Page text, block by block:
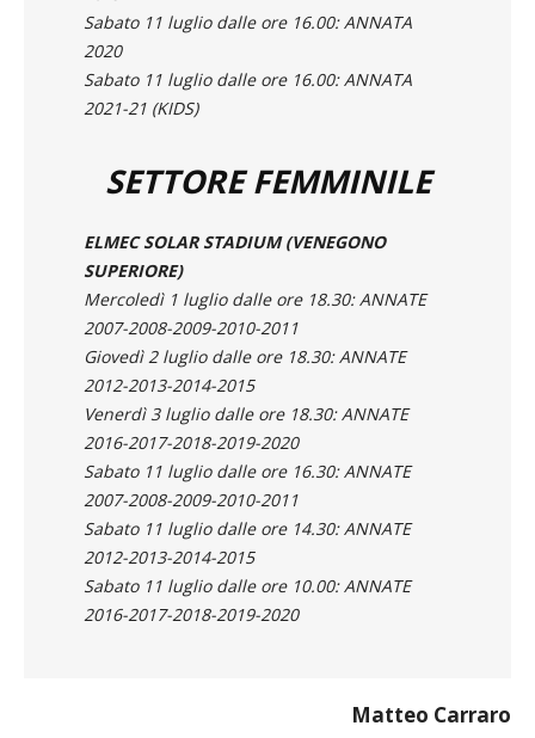
Sabato 11 luglio dalle ore 16.00: ANNATA
2020
Sabato 11 luglio dalle ore 16.00: ANNATA
2021-21 (KIDS)
SETTORE FEMMINILE
ELMEC SOLAR STADIUM (VENEGONO
SUPERIORE)
Mercoledì 1 luglio dalle ore 18.30: ANNATE
2007-2008-2009-2010-2011
Giovedì 2 luglio dalle ore 18.30: ANNATE
2012-2013-2014-2015
Venerdì 3 luglio dalle ore 18.30: ANNATE
2016-2017-2018-2019-2020
Sabato 11 luglio dalle ore 16.30: ANNATE
2007-2008-2009-2010-2011
Sabato 11 luglio dalle ore 14.30: ANNATE
2012-2013-2014-2015
Sabato 11 luglio dalle ore 10.00: ANNATE
2016-2017-2018-2019-2020
Matteo Carraro